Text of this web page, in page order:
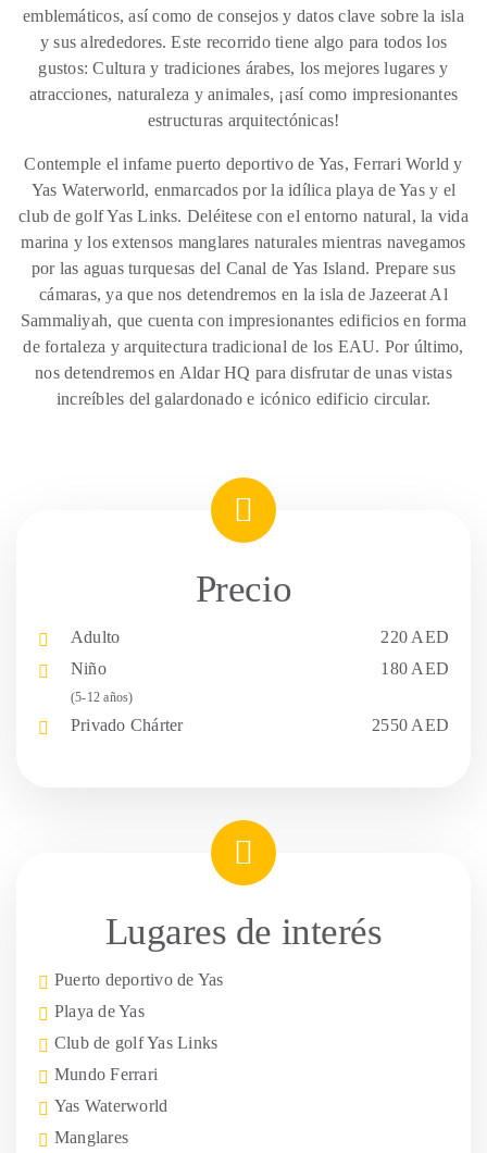
emblemáticos, así como de consejos y datos clave sobre la isla
y sus alrededores. Este recorrido tiene algo para todos los
gustos: Cultura y tradiciones árabes, los mejores lugares y
atracciones, naturaleza y animales, ¡así como impresionantes
estructuras arquitectónicas!
Contemple el infame puerto deportivo de Yas, Ferrari World y
Yas Waterworld, enmarcados por la idílica playa de Yas y el
club de golf Yas Links. Deléitese con el entorno natural, la vida
marina y los extensos manglares naturales mientras navegamos
por las aguas turquesas del Canal de Yas Island. Prepare sus
cámaras, ya que nos detendremos en la isla de Jazeerat Al
Sammaliyah, que cuenta con impresionantes edificios en forma
de fortaleza y arquitectura tradicional de los EAU. Por último,
nos detendremos en Aldar HQ para disfrutar de unas vistas
increíbles del galardonado e icónico edificio circular.
Precio
Adulto
220 AED
Niño
180 AED
(5-12 años)
Privado Chárter 2550 AED
Lugares de interés
Puerto deportivo de Yas
Playa de Yas
Club de golf Yas Links
Mundo Ferrari
Yas Waterworld
Manglares